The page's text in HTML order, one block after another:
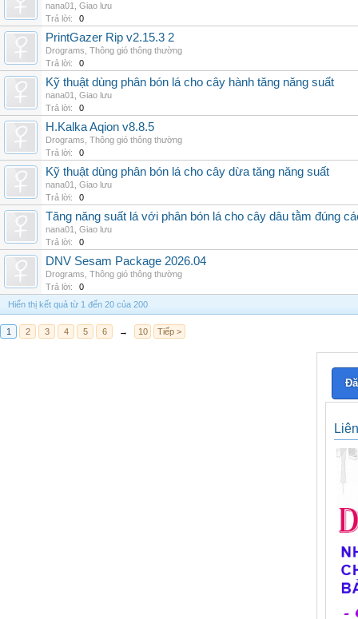
nana01
Giao lưu
Trả lời:
0
PrintGazer Rip v2.15.3 2
Drograms Thông gió thông thường
Trả lời:
0
Kỹ thuật dùng phân bón lá cho cây hành tăng năng suất
nana01
Giao lưu
Trả lời:
0
H.Kalka Aqion v8.8.5
Drograms Thông gió thông thường
Trả lời:
0
Kỹ thuật dùng phân bón lá cho cây dừa tăng năng suất
nana01
Giao lưu
Trả lời:
0
Tăng năng suất lá với phân bón lá cho cây dâu tằm đúng
nana01
Giao lưu
Trả lời:
0
DNV Sesam Package 2026.04
Drograms Thông gió thông thường
Trả lời:
0
Hiển thị kết quả từ 1 đến 20 của 200
1 2 3 4 5 6 → 10 Tiếp >